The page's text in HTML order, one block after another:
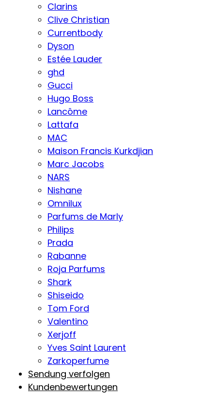
Clarins
Clive Christian
Currentbody
Dyson
Estée Lauder
ghd
Gucci
Hugo Boss
Lancôme
Lattafa
MAC
Maison Francis Kurkdjian
Marc Jacobs
NARS
Nishane
Omnilux
Parfums de Marly
Philips
Prada
Rabanne
Roja Parfums
Shark
Shiseido
Tom Ford
Valentino
Xerjoff
Yves Saint Laurent
Zarkoperfume
Sendung verfolgen
Kundenbewertungen